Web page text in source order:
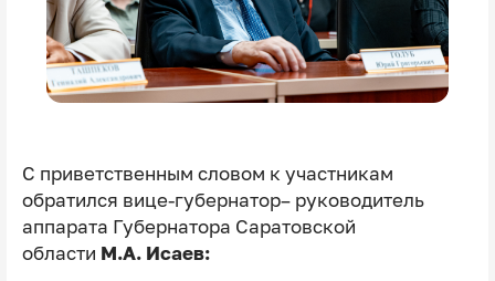
С приветственным словом к участникам
обратился вице-губернатор– руководитель
аппарата Губернатора Саратовской
области М.А. Исаев: